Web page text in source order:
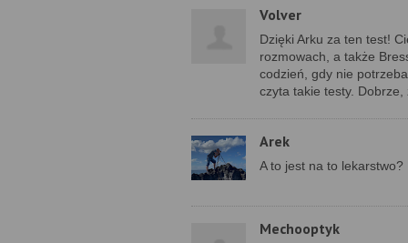
Volver
Dzięki Arku za ten test!
rozmowach, a także
codzień, gdy nie
czyta takie testy.
Arek
A to jest na to lekarstwo?
Mechooptyk